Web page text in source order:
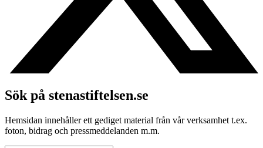
Sök på stenastiftelsen.se
Hemsidan innehåller ett gediget material från vår verksamhet t.ex.
foton, bidrag och pressmeddelanden m.m.